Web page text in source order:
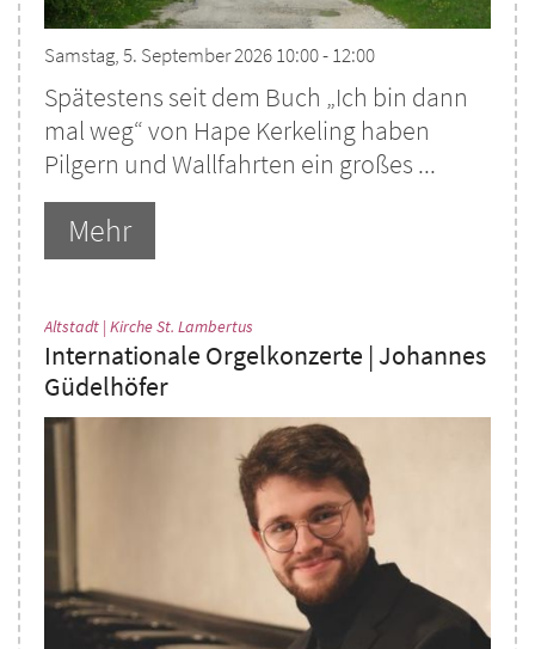
Samstag, 5. September 2026 10:00 - 12:00
Spätestens seit dem Buch „Ich bin dann
mal weg“ von Hape Kerkeling haben
Pilgern und Wallfahrten ein großes ...
Mehr
Altstadt | Kirche St. Lambertus
Internationale Orgelkonzerte | Johannes
Güdelhöfer